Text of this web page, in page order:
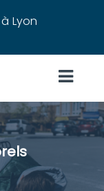
Lyon